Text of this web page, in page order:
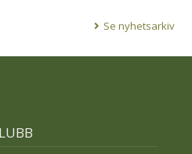
Se nyhetsarkiv